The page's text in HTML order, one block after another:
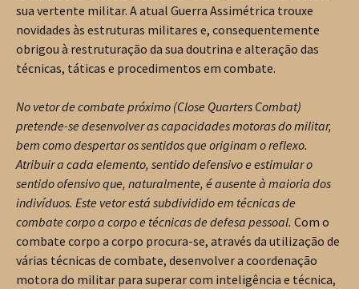
sua vertente militar. A atual Guerra Assimétrica trouxe
novidades às estruturas militares e, consequentemente
obrigou à restruturação da sua doutrina e alteração das
técnicas, táticas e procedimentos em combate.
No vetor de combate próximo (Close Quarters Combat)
pretende-se desenvolver as capacidades motoras do militar,
bem como despertar os sentidos que originam o reflexo.
Atribuir a cada elemento, sentido defensivo e estimular o
sentido ofensivo que, naturalmente, é ausente à maioria dos
indivíduos. Este vetor está subdividido em técnicas de
combate corpo a corpo e técnicas de defesa pessoal. Com o
combate corpo a corpo procura-se, através da utilização de
várias técnicas de combate, desenvolver a coordenação
motora do militar para superar com inteligência e técnica,